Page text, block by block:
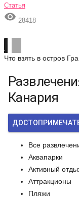
Статья
 28418
Что взять в остров
Канария
Все
Аквапарки
Активный
Аттракционы
Пляжи